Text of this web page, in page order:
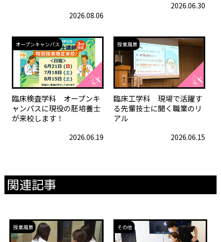
2026.08.06
2026.06.30
オープンキャンパス
臨床検査学科 オープンキ
ャンパスに現役の胚培養士
が来校します！
2026.06.19
授業風景
臨床工学科 現場で活躍す
る先輩技士に聞く職業のリ
アル
2026.06.15
関連記事
授業風景 その他